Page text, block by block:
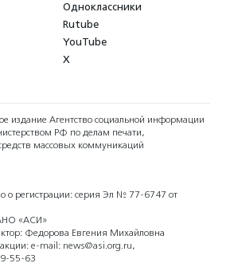
Одноклассники
Rutube
YouTube
X
издание Агентство социальной информации
РФ по делам печати,
массовых коммуникаций
о регистрации: серия Эл № 77-6747 от
«АСИ»
Федорова Евгения Михайловна
e-mail: news@asi.org.ru,
55-63